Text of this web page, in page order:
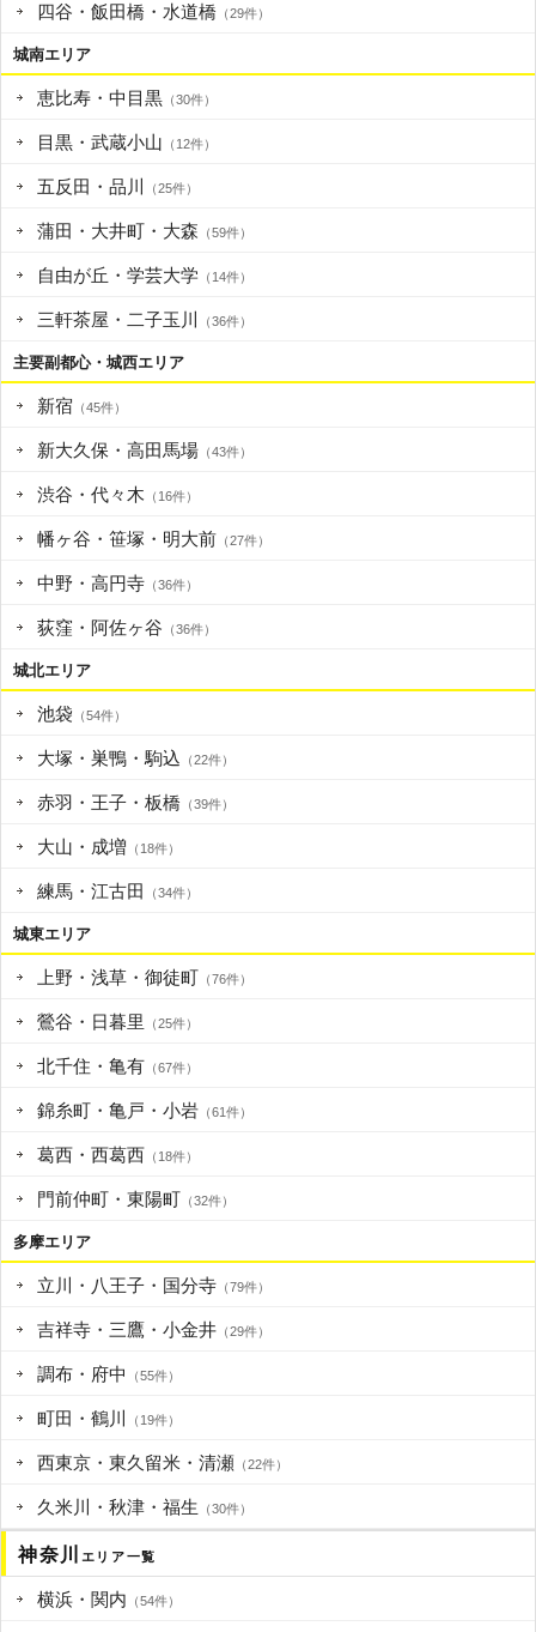
四谷・飯田橋・水道橋 （29件）
城南エリア
恵比寿・中目黒 （30件）
目黒・武蔵小山 （12件）
五反田・品川 （25件）
蒲田・大井町・大森 （59件）
自由が丘・学芸大学 （14件）
三軒茶屋・二子玉川 （36件）
主要副都心・城西エリア
新宿 （45件）
新大久保・高田馬場 （43件）
渋谷・代々木 （16件）
幡ヶ谷・笹塚・明大前 （27件）
中野・高円寺 （36件）
荻窪・阿佐ヶ谷 （36件）
城北エリア
池袋 （54件）
大塚・巣鴨・駒込 （22件）
赤羽・王子・板橋 （39件）
大山・成増 （18件）
練馬・江古田 （34件）
城東エリア
上野・浅草・御徒町 （76件）
鶯谷・日暮里 （25件）
北千住・亀有 （67件）
錦糸町・亀戸・小岩 （61件）
葛西・西葛西 （18件）
門前仲町・東陽町 （32件）
多摩エリア
立川・八王子・国分寺 （79件）
吉祥寺・三鷹・小金井 （29件）
調布・府中 （55件）
町田・鶴川 （19件）
西東京・東久留米・清瀬 （22件）
久米川・秋津・福生 （30件）
神奈川 エリア一覧
横浜・関内 （54件）